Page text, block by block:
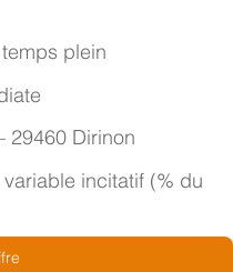
plein
Dirinon
incitatif (% du